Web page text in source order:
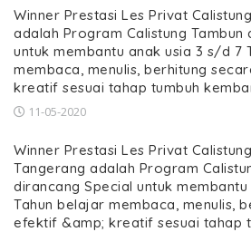
Winner Prestasi Les Privat
adalah Program Calistung Tambun
untuk membantu anak usia 3 s/d 7
membaca, menulis, berhitung
kreatif sesuai tahap tumbuh
11-05-2020
Winner Prestasi Les Privat
Tangerang adalah Program
dirancang Special untuk
Tahun belajar membaca, menulis,
efektif &amp; kreatif sesuai tahap